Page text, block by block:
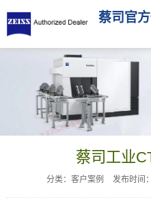
蔡司官
蔡司工业
分类：客户案例 发布时间